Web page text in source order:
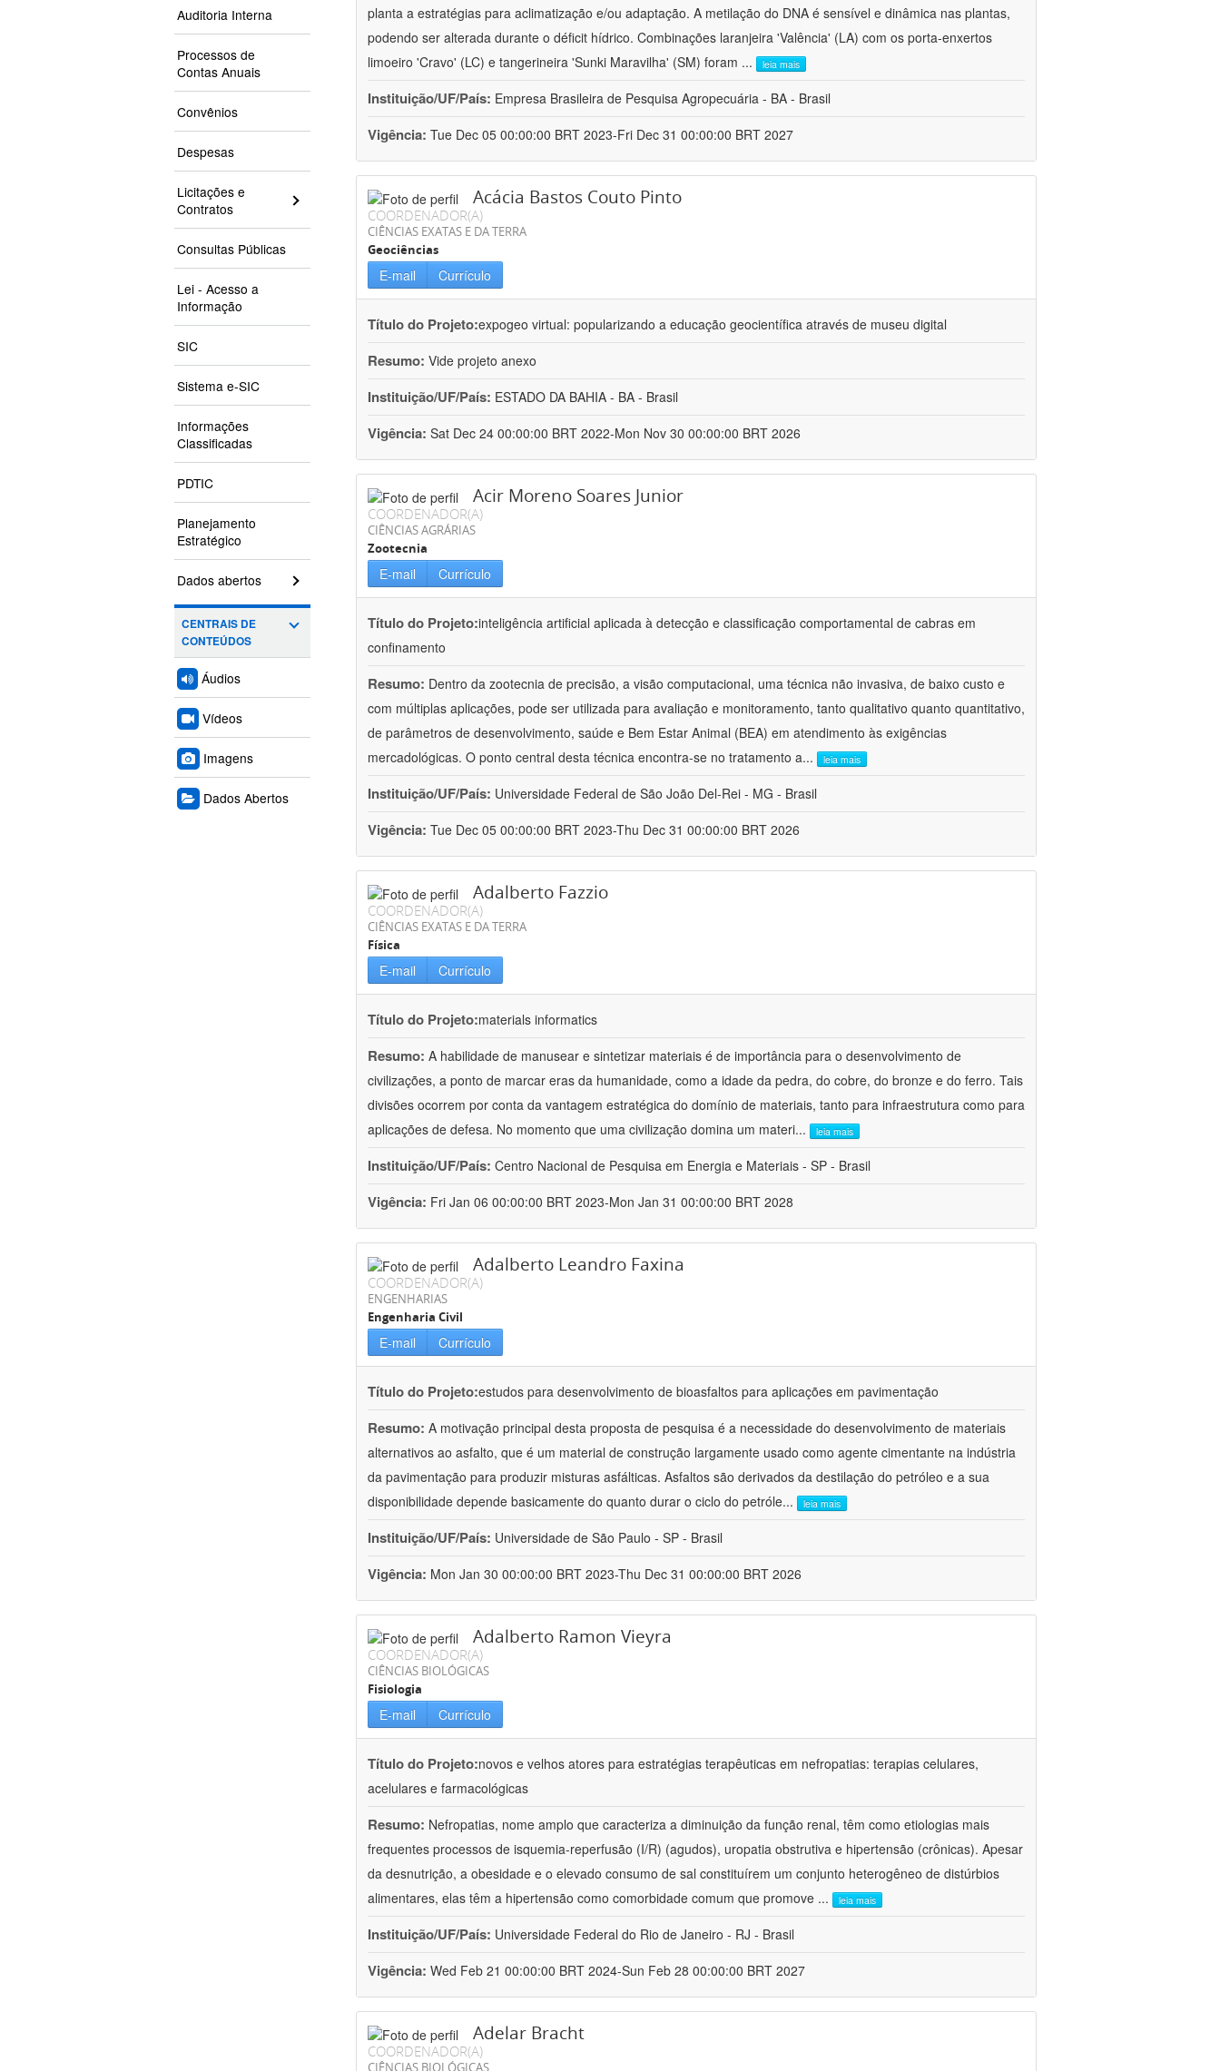
Auditoria Interna
Processos de
Contas Anuais
Convênios
Despesas
Licitações e
Contratos
Consultas Públicas
Lei - Acesso a
Informação
SIC
Sistema e-SIC
Informações
Classificadas
PDTIC
Planejamento
Estratégico
Dados abertos
CENTRAIS DE
CONTEÚDOS
Áudios
Vídeos
Imagens
Dados Abertos
planta a estratégias para aclimatização e/ou adaptação. A metilação do DNA é sensível e dinâmica nas plantas,
podendo ser alterada durante o déficit hídrico. Combinações laranjeira 'Valência' (LA) com os porta-enxertos
limoeiro 'Cravo' (LC) e tangerineira 'Sunki Maravilha' (SM) foram ... leia mais
Instituição/UF/País: Empresa Brasileira de Pesquisa Agropecuária - BA - Brasil
Vigência: Tue Dec 05 00:00:00 BRT 2023-Fri Dec 31 00:00:00 BRT 2027
Acácia Bastos Couto Pinto
COORDENADOR(A)
CIÊNCIAS EXATAS E DA TERRA
Geociências
E-mail Currículo
Título do Projeto:expogeo virtual: popularizando a educação geocientífica através de museu digital
Resumo: Vide projeto anexo
Instituição/UF/País: ESTADO DA BAHIA - BA - Brasil
Vigência: Sat Dec 24 00:00:00 BRT 2022-Mon Nov 30 00:00:00 BRT 2026
Acir Moreno Soares Junior
COORDENADOR(A)
CIÊNCIAS AGRÁRIAS
Zootecnia
E-mail Currículo
Título do Projeto:inteligência artificial aplicada à detecção e classificação comportamental de cabras em
confinamento
Resumo: Dentro da zootecnia de precisão, a visão computacional, uma técnica não invasiva, de baixo custo e
com múltiplas aplicações, pode ser utilizada para avaliação e monitoramento, tanto qualitativo quanto quantitativo,
de parâmetros de desenvolvimento, saúde e Bem Estar Animal (BEA) em atendimento às exigências
mercadológicas. O ponto central desta técnica encontra-se no tratamento a... leia mais
Instituição/UF/País: Universidade Federal de São João Del-Rei - MG - Brasil
Vigência: Tue Dec 05 00:00:00 BRT 2023-Thu Dec 31 00:00:00 BRT 2026
Adalberto Fazzio
COORDENADOR(A)
CIÊNCIAS EXATAS E DA TERRA
Física
E-mail Currículo
Título do Projeto:materials informatics
Resumo: A habilidade de manusear e sintetizar materiais é de importância para o desenvolvimento de
civilizações, a ponto de marcar eras da humanidade, como a idade da pedra, do cobre, do bronze e do ferro. Tais
divisões ocorrem por conta da vantagem estratégica do domínio de materiais, tanto para infraestrutura como para
aplicações de defesa. No momento que uma civilização domina um materi... leia mais
Instituição/UF/País: Centro Nacional de Pesquisa em Energia e Materiais - SP - Brasil
Vigência: Fri Jan 06 00:00:00 BRT 2023-Mon Jan 31 00:00:00 BRT 2028
Adalberto Leandro Faxina
COORDENADOR(A)
ENGENHARIAS
Engenharia Civil
E-mail Currículo
Título do Projeto:estudos para desenvolvimento de bioasfaltos para aplicações em pavimentação
Resumo: A motivação principal desta proposta de pesquisa é a necessidade do desenvolvimento de materiais
alternativos ao asfalto, que é um material de construção largamente usado como agente cimentante na indústria
da pavimentação para produzir misturas asfálticas. Asfaltos são derivados da destilação do petróleo e a sua
disponibilidade depende basicamente do quanto durar o ciclo do petróle... leia mais
Instituição/UF/País: Universidade de São Paulo - SP - Brasil
Vigência: Mon Jan 30 00:00:00 BRT 2023-Thu Dec 31 00:00:00 BRT 2026
Adalberto Ramon Vieyra
COORDENADOR(A)
CIÊNCIAS BIOLÓGICAS
Fisiologia
E-mail Currículo
Título do Projeto:novos e velhos atores para estratégias terapêuticas em nefropatias: terapias celulares,
acelulares e farmacológicas
Resumo: Nefropatias, nome amplo que caracteriza a diminuição da função renal, têm como etiologias mais
frequentes processos de isquemia-reperfusão (I/R) (agudos), uropatia obstrutiva e hipertensão (crônicas). Apesar
da desnutrição, a obesidade e o elevado consumo de sal constituírem um conjunto heterogêneo de distúrbios
alimentares, elas têm a hipertensão como comorbidade comum que promove ... leia mais
Instituição/UF/País: Universidade Federal do Rio de Janeiro - RJ - Brasil
Vigência: Wed Feb 21 00:00:00 BRT 2024-Sun Feb 28 00:00:00 BRT 2027
Adelar Bracht
COORDENADOR(A)
CIÊNCIAS BIOLÓGICAS